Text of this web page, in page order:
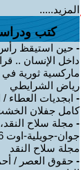
المزيد.....
كتب
- حين استيقظ
داخل الإنسان ..
ماركسية ثورية
رياض الشرايطي
- ابجديات العطاء /
كامل جفلان
- مجلة سلاح
مجلة سلاح النقد
- حقوق العصر /